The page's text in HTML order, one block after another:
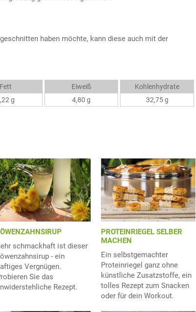
haben möchte, kann diese auch mit der
Fett
g
Eiweiß
4,80 g
Kohlenhydrate
32,75 g
schmackhaft ist dieser
- ein
Vergnügen.
Sie das
Rezept.
PROTEINRIEGEL SELBER
MACHEN
Ein selbstgemachter
Proteinriegel ganz ohne
künstliche Zusatzstoffe, ein
tolles Rezept zum Snacken
oder für dein Workout.